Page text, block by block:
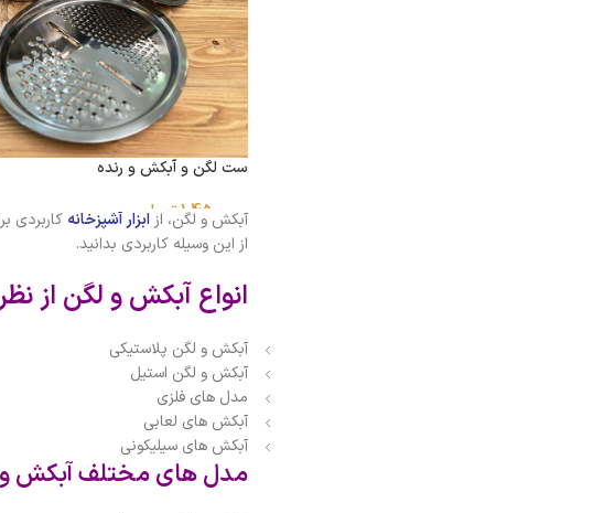
ست لگن و آبکش و رنده
1,450,000تومان
آبكش و لگن، از ابزار آشپزخانه کاربردی
از این وسیله کاربردی بدانید.
انواع آبکش و لگن از
آبکش و لگن پلاستیکی
آبکش و لگن استیل
مدل های فلزی
آبکش های لعابی
آبکش های سیلیکونی
مدل های مختلف آبکش